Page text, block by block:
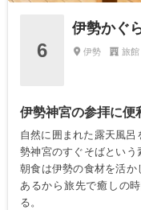
6
伊勢かぐ
伊勢 旅
伊勢神宮の参拝に便
自然に囲まれた露天風
勢神宮のすぐそばという
朝食は伊勢の食材を活
あるから旅先で癒しの
る。